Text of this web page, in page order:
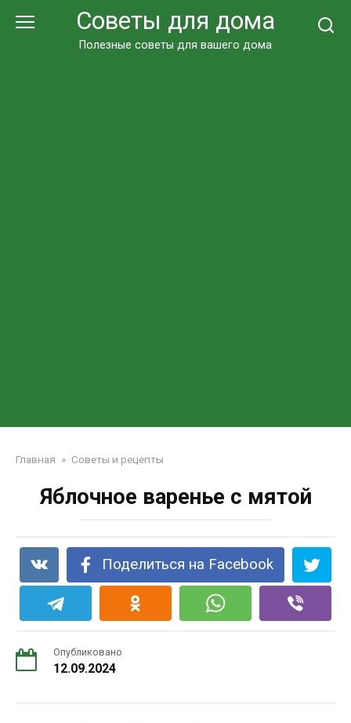
Советы для дома
Полезные советы для вашего дома
Главная » Советы и рецепты
Яблочное варенье с мятой
Поделиться на Facebook
Опубликовано
12.09.2024